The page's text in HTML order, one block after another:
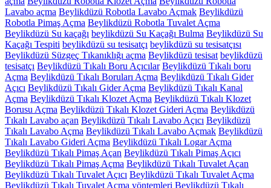
Lavabo açma Beylikdüzü Robotla Lavabo Açmak Beylikdüzü
Robotla Pimaş Açma Beylikdüzü Robotla Tuvalet Açma
Beylikdüzü Su kaçağı beylikdüzü Su Kaçağı Bulma Beylikdüzü Su
Kaçağı Tespiti beylikdüzü su tesisatçı beylikdüzü su tesisatçısı
Beylikdüzü Süzgeç Tıkanıklığı açma Beylikdüzü tesisat beylikdüzü
tesisatçı Beylikdüzü Tıkalı Boru Açıcılar Beylikdüzü Tıkalı boru
Açma Beylikdüzü Tıkalı Boruları Açma Beylikdüzü Tıkalı Gider
Açıcı Beylikdüzü Tıkalı Gider Açma Beylikdüzü Tıkalı Kanal
Açma Beylikdüzü Tıkalı Klozet Açma Beylikdüzü Tıkalı Klozet
Borusu Açma Beylikdüzü Tıkalı Klozet Gideri Açma Beylikdüzü
Tıkalı Lavabo açan Beylikdüzü Tıkalı Lavabo Açıcı Beylikdüzü
Tıkalı Lavabo Açma Beylikdüzü Tıkalı Lavabo Açmak Beylikdüzü
Tıkalı Lavabo Gideri Açma Beylikdüzü Tıkalı Logar Açma
Beylikdüzü Tıkalı Pimaş Açan Beylikdüzü Tıkalı Pimaş Açıcı
Beylikdüzü Tıkalı Pimaş Açma Beylikdüzü Tıkalı Tuvalet Açan
Beylikdüzü Tıkalı Tuvalet Açıcı Beylikdüzü Tıkalı Tuvalet Açma
Beylikdüzü Tıkalı Tuvalet Açma yöntemleri Beylikdüzü Tıkalı